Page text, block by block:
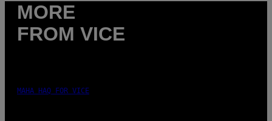
MORE
FROM VICE
MAHA HAQ FOR VICE